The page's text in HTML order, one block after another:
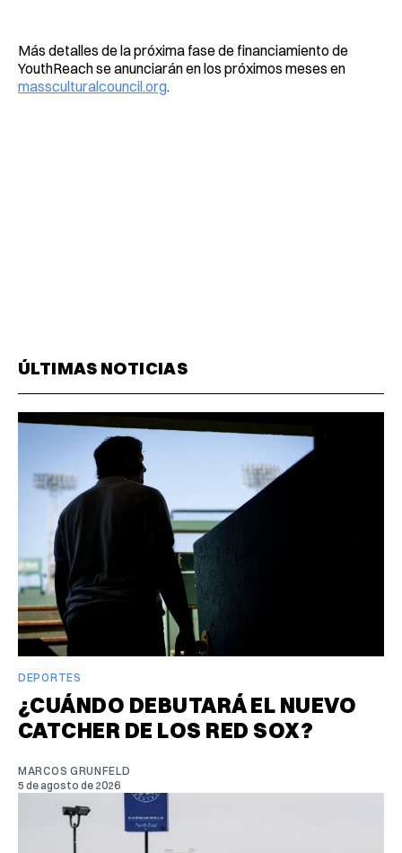
Más detalles de la próxima fase de financiamiento de
YouthReach se anunciarán en los próximos meses en
massculturalcouncil.org.
ÚLTIMAS NOTICIAS
DEPORTES
¿CUÁNDO DEBUTARÁ EL NUEVO
CATCHER DE LOS RED SOX?
MARCOS GRUNFELD
5 de agosto de 2026